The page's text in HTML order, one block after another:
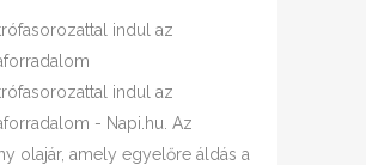
indul az
indul az
- Napi.hu. Az
olajár, amely egyelőre áldás a